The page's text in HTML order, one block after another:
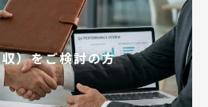
）をご検討の方